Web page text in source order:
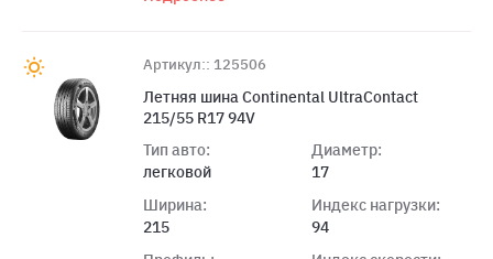
Артикул:: 125506
Летняя шина Continental UltraContact
215/55 R17 94V
Тип авто:
легковой
Ширина:
215
Диаметр:
17
Индекс нагрузки:
94